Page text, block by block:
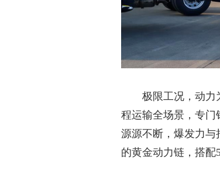
极限工况，动力
程运输全场景，专
源源不断，爆发力与
的黄金动力链，搭配